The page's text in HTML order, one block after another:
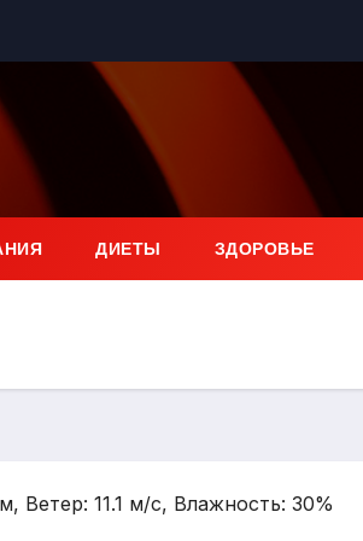
ДИЕТЫ ЗДОРОВЬЕ
Ветер: 11.1 м/с, Влажность: 30%